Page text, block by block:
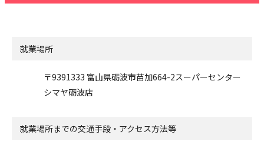
就業場所
〒9391333 富山県砺波市苗加664-2スーパーセンター
シマヤ砺波店
就業場所までの交通手段・アクセス方法等